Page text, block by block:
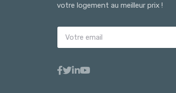
votre logement au meilleur prix !